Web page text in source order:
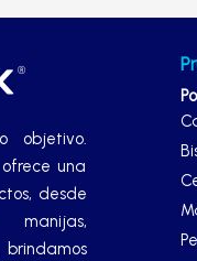
objetivo.
una
desde
manijas,